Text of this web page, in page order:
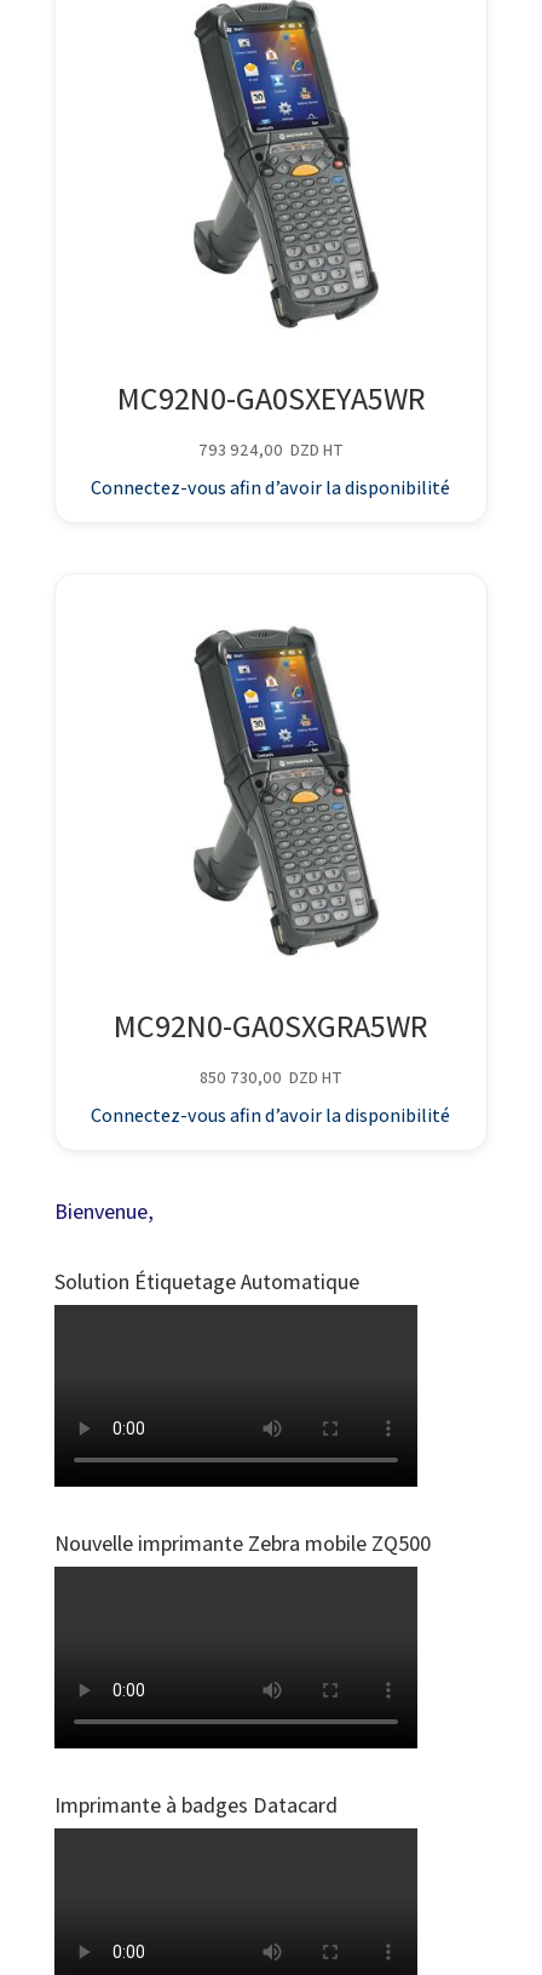
MC92N0-GA0SXEYA5WR
793 924,00 DZD HT
Connectez-vous afin d’avoir la disponibilité
MC92N0-GA0SXGRA5WR
850 730,00 DZD HT
Connectez-vous afin d’avoir la disponibilité
Bienvenue,
Solution Étiquetage Automatique
Nouvelle imprimante Zebra mobile ZQ500
Imprimante à badges Datacard